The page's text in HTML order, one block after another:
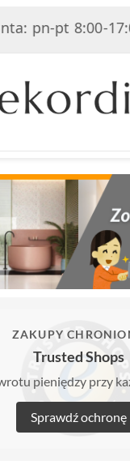
pn-pt 8:00-17:00,
ZAKUPY
Trusted Shops
pieniędzy przy
Sprawdź ochronę